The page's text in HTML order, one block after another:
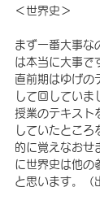
＜世界史＞
まず一番大事な
は本当に大事で
直前期はゆげの
して回していま
授業のテキスト
していたところ
的に覚えなおせ
に世界史は他の
と思います。（